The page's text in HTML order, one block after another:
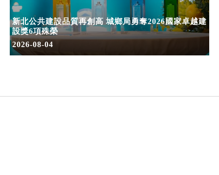
新北公共建設品質再創高 城鄉局勇奪2026國家卓越建
設獎6項殊榮
2026-08-04